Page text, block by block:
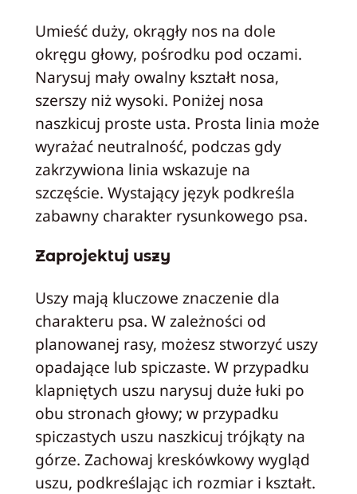
Umieść duży, okrągły nos na dole
okręgu głowy, pośrodku pod oczami.
Narysuj mały owalny kształt nosa,
szerszy niż wysoki. Poniżej nosa
naszkicuj proste usta. Prosta linia może
wyrażać neutralność, podczas gdy
zakrzywiona linia wskazuje na
szczęście. Wystający język podkreśla
zabawny charakter rysunkowego psa.
Zaprojektuj uszy
Uszy mają kluczowe znaczenie dla
charakteru psa. W zależności od
planowanej rasy, możesz stworzyć uszy
opadające lub spiczaste. W przypadku
klapniętych uszu narysuj duże łuki po
obu stronach głowy; w przypadku
spiczastych uszu naszkicuj trójkąty na
górze. Zachowaj kreskówkowy wygląd
uszu, podkreślając ich rozmiar i kształt.